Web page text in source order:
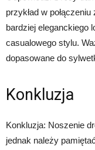
przykład w
bardziej eleganckiego
casualowego stylu.
dopasowane do
Konkluzja
Konkluzja: Noszenie
jednak należy